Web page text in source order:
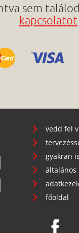
sem
kapcsolatot
vedd fel
gyakran
általános
főoldal